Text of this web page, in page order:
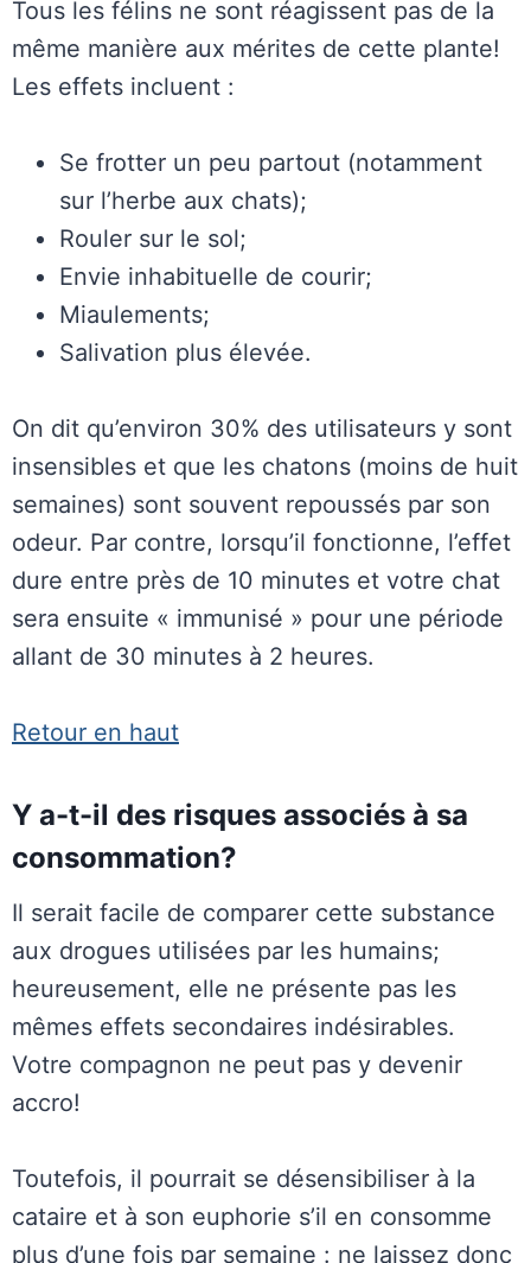
Tous les félins ne sont réagissent pas de la
même manière aux mérites de cette plante!
Les effets incluent :
Se frotter un peu partout (notamment
sur l’herbe aux chats);
Rouler sur le sol;
Envie inhabituelle de courir;
Miaulements;
Salivation plus élevée.
On dit qu’environ 30% des utilisateurs y sont
insensibles et que les chatons (moins de huit
semaines) sont souvent repoussés par son
odeur. Par contre, lorsqu’il fonctionne, l’effet
dure entre près de 10 minutes et votre chat
sera ensuite « immunisé » pour une période
allant de 30 minutes à 2 heures.
Retour en haut
Y a-t-il des risques associés à sa
consommation?
Il serait facile de comparer cette substance
aux drogues utilisées par les humains;
heureusement, elle ne présente pas les
mêmes effets secondaires indésirables.
Votre compagnon ne peut pas y devenir
accro!
Toutefois, il pourrait se désensibiliser à la
cataire et à son euphorie s’il en consomme
plus d’une fois par semaine : ne laissez donc